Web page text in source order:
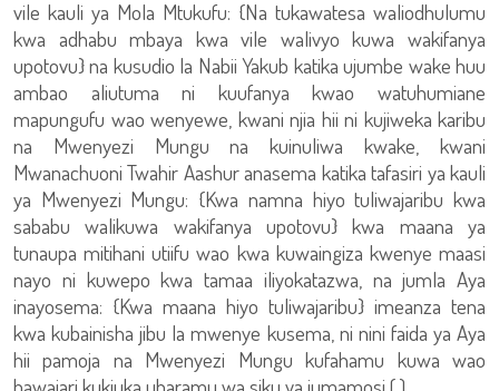
vile kauli ya Mola Mtukufu: {Na tukawatesa waliodhulumu
kwa adhabu mbaya kwa vile walivyo kuwa wakifanya
upotovu} na kusudio la Nabii Yakub katika ujumbe wake huu
ambao aliutuma ni kuufanya kwao watuhumiane
mapungufu wao wenyewe, kwani njia hii ni kujiweka karibu
na Mwenyezi Mungu na kuinuliwa kwake, kwani
Mwanachuoni Twahir Aashur anasema katika tafasiri ya kauli
ya Mwenyezi Mungu: {Kwa namna hiyo tuliwajaribu kwa
sababu walikuwa wakifanya upotovu} kwa maana ya
tunaupa mitihani utiifu wao kwa kuwaingiza kwenye maasi
nayo ni kuwepo kwa tamaa iliyokatazwa, na jumla Aya
inayosema: {Kwa maana hiyo tuliwajaribu} imeanza tena
kwa kubainisha jibu la mwenye kusema, ni nini faida ya Aya
hii pamoja na Mwenyezi Mungu kufahamu kuwa wao